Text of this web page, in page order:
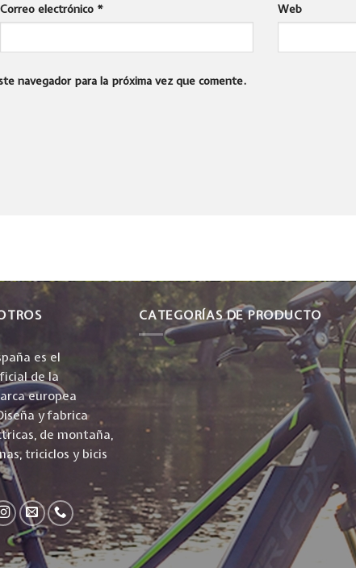
Correo electrónico * Web
navegador para la próxima vez que comente.
es el
de la
europea
y fabrica
de montaña,
triciclos y bicis
CATEGORÍAS DE PRODUCTO